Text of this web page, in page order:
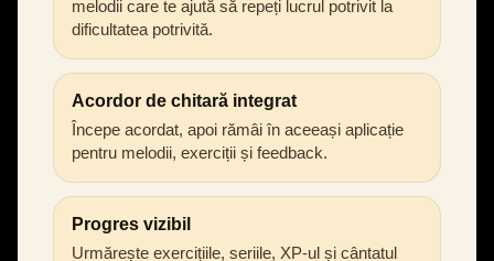
melodii care te ajută să repeți lucrul potrivit la
dificultatea potrivită.
Acordor de chitară integrat
Începe acordat, apoi rămâi în aceeași aplicație
pentru melodii, exerciții și feedback.
Progres vizibil
Urmărește exercițiile, seriile, XP-ul și cântatul